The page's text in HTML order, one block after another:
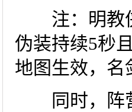
注：明教侠
伪装持续5秒
地图生效，名
同时，阵营